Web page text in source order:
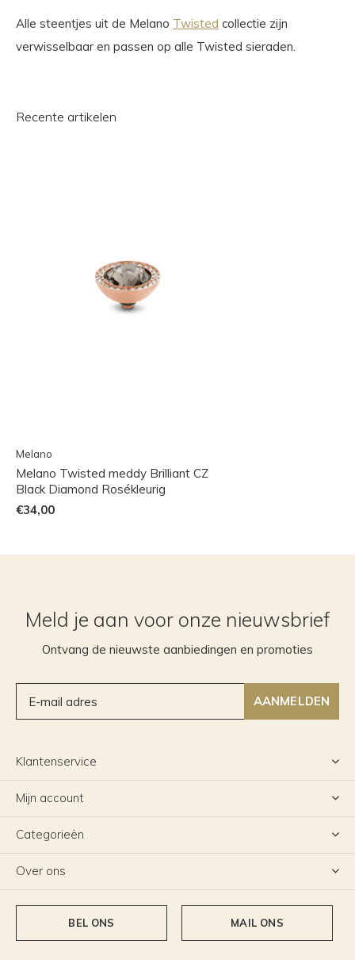
Alle steentjes uit de Melano Twisted collectie zijn
verwisselbaar en passen op alle Twisted sieraden.
Recente artikelen
Melano
Melano Twisted meddy Brilliant CZ
Black Diamond Rosékleurig
€34,00
Meld je aan voor onze nieuwsbrief
Ontvang de nieuwste aanbiedingen en promoties
AANMELDEN
Klantenservice
Mijn account
Categorieën
Over ons
BEL ONS MAIL ONS